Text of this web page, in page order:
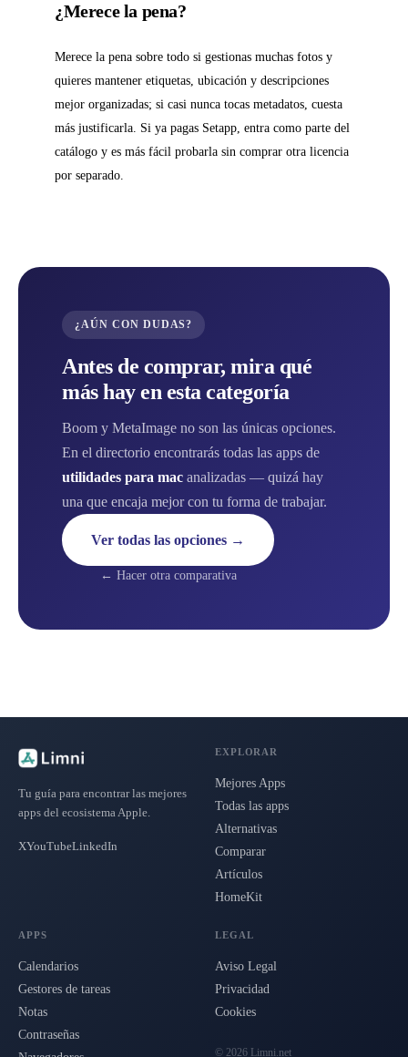
¿Merece la pena?
Merece la pena sobre todo si gestionas muchas fotos y
quieres mantener etiquetas, ubicación y descripciones
mejor organizadas; si casi nunca tocas metadatos, cuesta
más justificarla. Si ya pagas Setapp, entra como parte del
catálogo y es más fácil probarla sin comprar otra licencia
por separado.
¿AÚN CON DUDAS?
Antes de comprar, mira qué
más hay en esta categoría
Boom y MetaImage no son las únicas opciones.
En el directorio encontrarás todas las apps de
utilidades para mac analizadas — quizá hay
una que encaja mejor con tu forma de trabajar.
Ver todas las opciones →
← Hacer otra comparativa
Tu guía para encontrar las mejores
apps del ecosistema Apple.
XYouTubeLinkedIn
EXPLORAR
Mejores Apps
Todas las apps
Alternativas
Comparar
Artículos
HomeKit
APPS
Calendarios
Gestores de tareas
Notas
Contraseñas
LEGAL
Aviso Legal
Privacidad
Cookies
© 2026 Limni.net